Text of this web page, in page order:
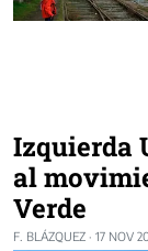
Izquierda
al
Verde
F. BLÁZQUEZ · 17 NOV